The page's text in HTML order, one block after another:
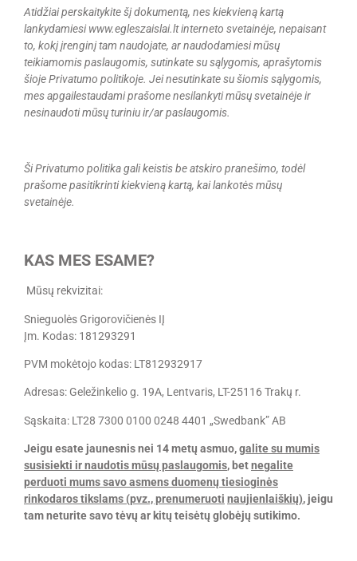
Atidžiai perskaitykite šį dokumentą, nes kiekvieną kartą
lankydamiesi www.egleszaislai.lt interneto svetainėje, nepaisant
to, kokį įrenginį tam naudojate, ar naudodamiesi mūsų
teikiamomis paslaugomis, sutinkate su sąlygomis, aprašytomis
šioje Privatumo politikoje. Jei nesutinkate su šiomis sąlygomis,
mes apgailestaudami prašome nesilankyti mūsų svetainėje ir
nesinaudoti mūsų turiniu ir/ar paslaugomis.
Ši Privatumo politika gali keistis be atskiro pranešimo, todėl
prašome pasitikrinti kiekvieną kartą, kai lankotės mūsų
svetainėje.
KAS MES ESAME?
Mūsų rekvizitai:
Snieguolės Grigorovičienės IĮ
Įm. Kodas: 181293291
PVM mokėtojo kodas: LT812932917
Adresas: Geležinkelio g. 19A, Lentvaris, LT-25116 Trakų r.
Sąskaita: LT28 7300 0100 0248 4401 „Swedbank” AB
Jeigu esate jaunesnis nei 14 metų asmuo,galite su mumis
susisiekti ir naudotis mūsų paslaugomis, betnegalite
perduoti mums savo asmens duomenų tiesioginės
rinkodaros tikslams (pvz., prenumeruoti naujienlaiškių), jeigu
tam neturite savo tėvų ar kitų teisėtų globėjų sutikimo.